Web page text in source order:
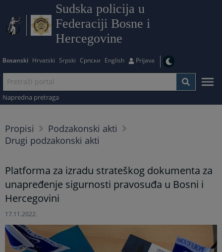
Sudska policija u
Federaciji Bosne i
Hercegovine
Bosanski Hrvatski Srpski Српски English Prijava
Napredna pretraga
Propisi
Podzakonski akti
Drugi podzakonski akti
Platforma za izradu strateškog dokumenta za
unapređenje sigurnosti pravosuđa u Bosni i
Hercegovini
17.11.2022.